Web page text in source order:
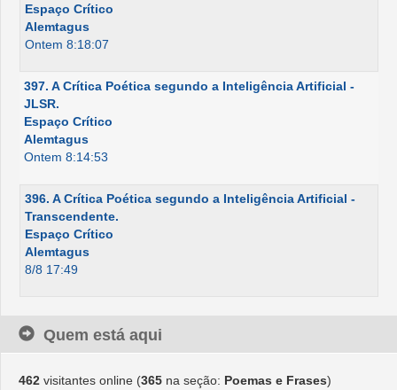
Espaço Crítico
Alemtagus
Ontem 8:18:07
397. A Crítica Poética segundo a Inteligência Artificial -
JLSR.
Espaço Crítico
Alemtagus
Ontem 8:14:53
396. A Crítica Poética segundo a Inteligência Artificial -
Transcendente.
Espaço Crítico
Alemtagus
8/8 17:49
Quem está aqui
462 visitantes online (365 na seção: Poemas e Frases)